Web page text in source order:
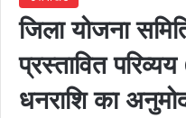
जिला योजना
प्रस्तावित
धनराशि का